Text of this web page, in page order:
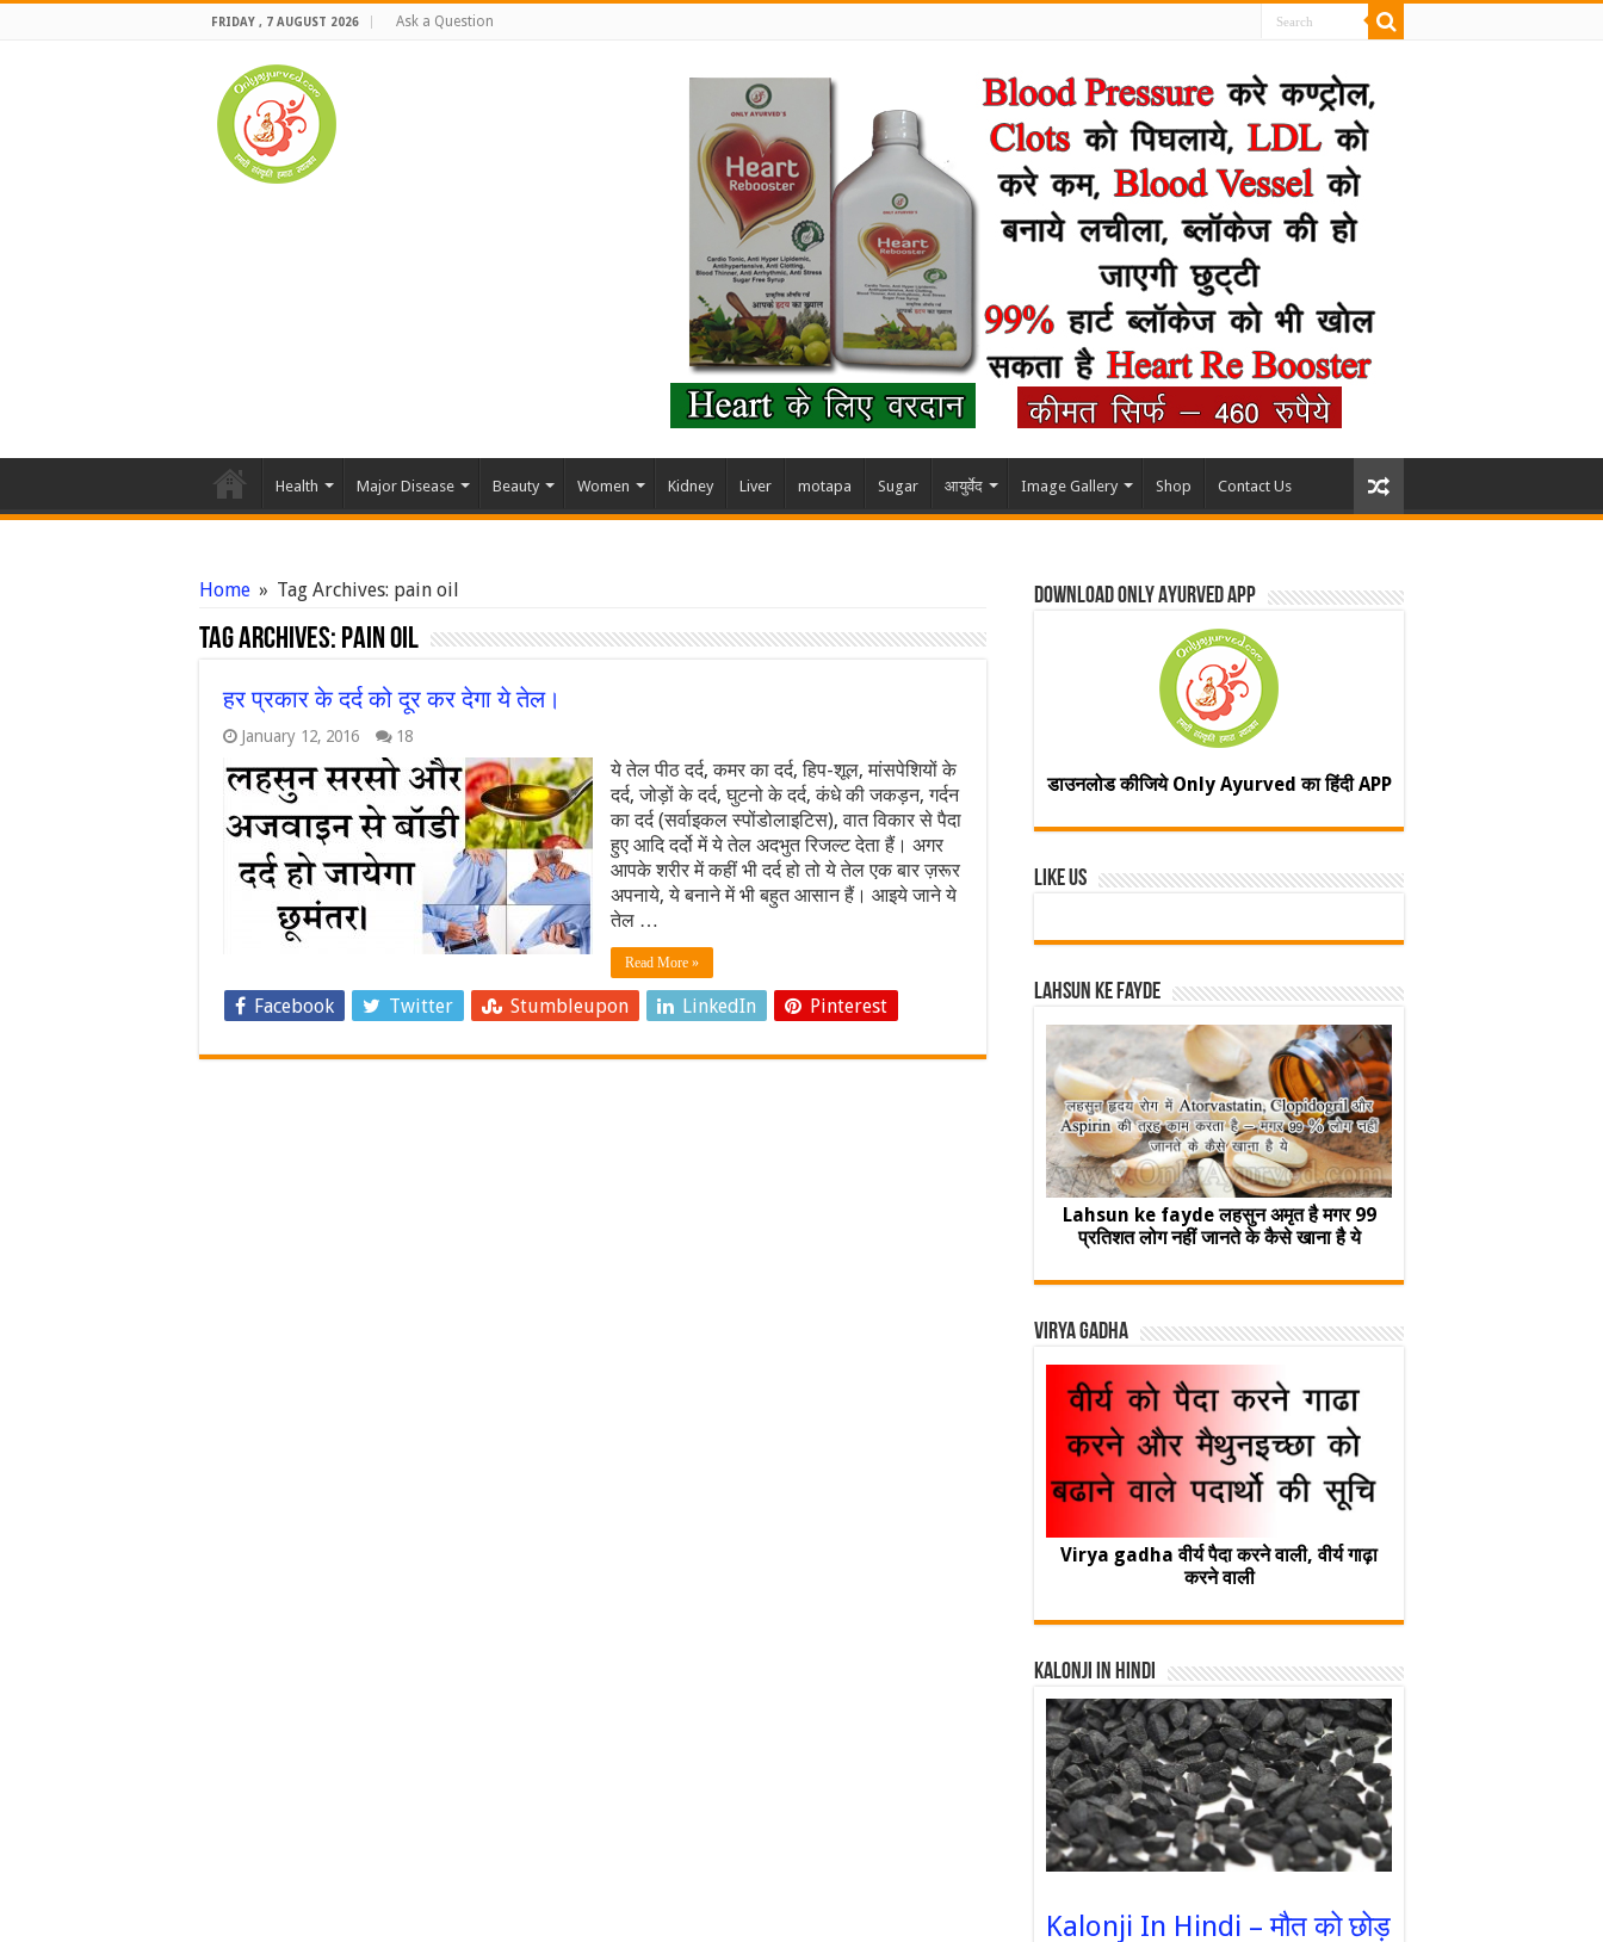
FRIDAY , 7 AUGUST 2026 Ask a Question
Health Major Disease Beauty Women Kidney Liver motapa Sugar आयुर्वेद Image Gallery Shop Contact Us
Home » Tag Archives: pain oil
Tag Archives: pain oil
हर प्रकार के दर्द को दूर कर देगा ये तेल।
January 12, 2016 18
ये तेल पीठ दर्द, कमर का दर्द, हिप-शूल, मांसपेशियों के
दर्द, जोड़ों के दर्द, घुटनो के दर्द, कंधे की जकड़न, गर्दन
का दर्द (सर्वाइकल स्पोंडोलाइटिस), वात विकार से पैदा
हुए आदि दर्दो में ये तेल अदभुत रिजल्ट देता हैं। अगर
आपके शरीर में कहीं भी दर्द हो तो ये तेल एक बार ज़रूर
अपनाये, ये बनाने में भी बहुत आसान हैं। आइये जाने ये
तेल …
Read More »
Facebook Twitter Stumbleupon LinkedIn Pinterest
Download Only Ayurved App
डाउनलोड कीजिये Only Ayurved का हिंदी APP
Like Us
Lahsun ke fayde
Lahsun ke fayde लहसुन अमृत है मगर 99
प्रतिशत लोग नहीं जानते के कैसे खाना है ये
Virya Gadha
Virya gadha वीर्य पैदा करने वाली, वीर्य गाढ़ा
करने वाली
Kalonji In Hindi
Kalonji In Hindi – मौत को छोड़